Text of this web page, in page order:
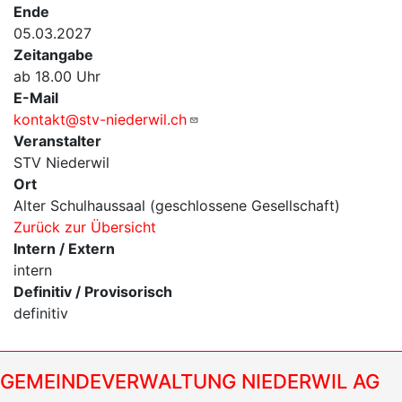
Ende
05.03.2027
Zeitangabe
ab 18.00 Uhr
E-Mail
kontakt@stv-niederwil.ch
Veranstalter
STV Niederwil
Ort
Alter Schulhaussaal (geschlossene Gesellschaft)
Zurück zur Übersicht
Intern / Extern
intern
Definitiv / Provisorisch
definitiv
GEMEINDEVERWALTUNG NIEDERWIL AG